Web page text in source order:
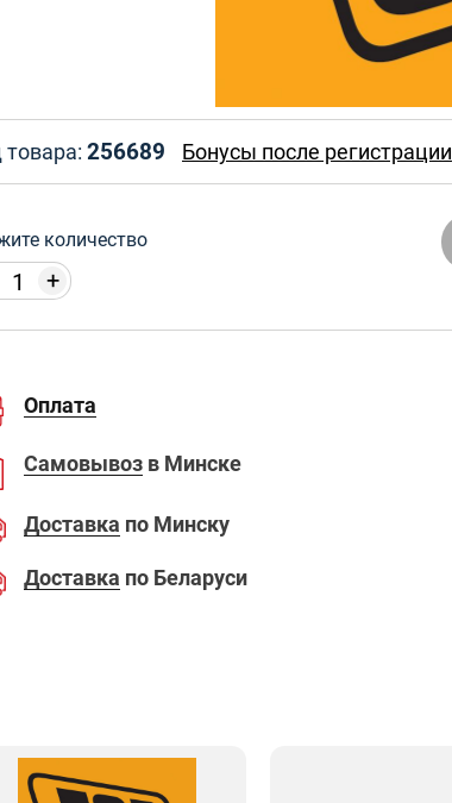
товара: 256689 Бонусы после регистрации
количество
+
Оплата
Самовывоз в Минске
Доставка по Минску
Доставка по Беларуси